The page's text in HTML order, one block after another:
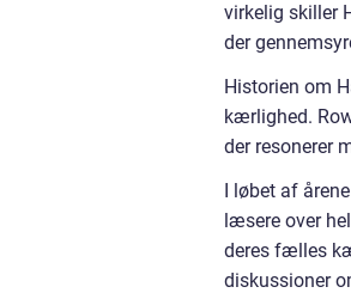
virkelig skiller
der
Historien om
kærlighed.
der resonerer
I løbet af
læsere over
deres fælles
diskussioner